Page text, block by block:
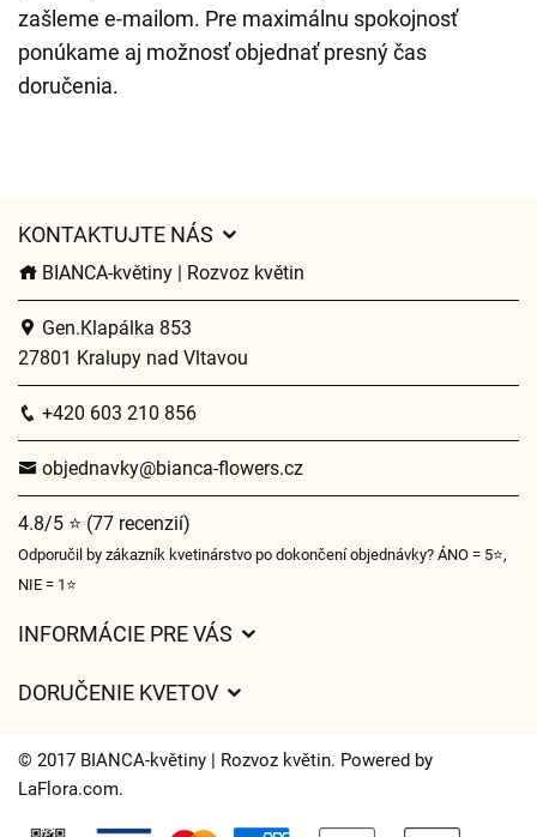
zašleme e-mailom. Pre maximálnu spokojnosť
ponúkame aj možnosť objednať presný čas
doručenia.
KONTAKTUJTE NÁS
BIANCA-květiny | Rozvoz květin
Gen.Klapálka 853
27801 Kralupy nad Vltavou
+420 603 210 856
objednavky@bianca-flowers.cz
4.8/5 ⭐ (77 recenzií)
Odporučil by zákazník kvetinárstvo po dokončení objednávky? ÁNO = 5⭐,
NIE = 1⭐
INFORMÁCIE PRE VÁS
Časy doručenia kvetov – prehľad možností
DORUČENIE KVETOV
Kam doručujeme kvety
© 2017 BIANCA-květiny | Rozvoz květin. Powered by
LaFlora.com.